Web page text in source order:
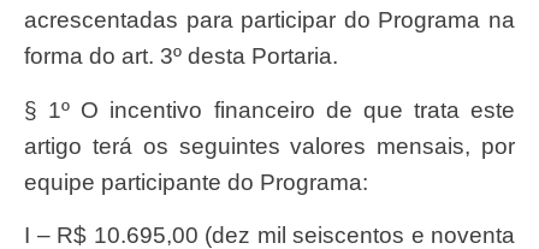
acrescentadas para participar do Programa na
forma do art. 3º desta Portaria.
§ 1º O incentivo financeiro de que trata este
artigo terá os seguintes valores mensais, por
equipe participante do Programa:
I – R$ 10.695,00 (dez mil seiscentos e noventa